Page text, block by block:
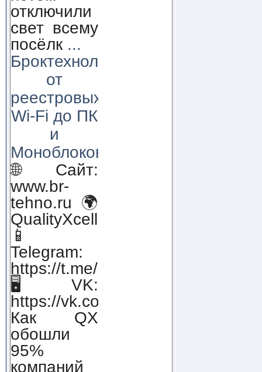
отключили
свет всему
посёлк ...
Броктехнолоджи:
от
реестровых
Wi-Fi до ПК
и
Моноблоков!
🌐 Сайт:
www.br-
tehno.ru 🌍
QualityXcellence.ru
📱
Telegram:
https://t.me/qx_lab_IT
🖥 VK:
https://vk.com/qualityxcellenc
Как QX
обошли
95%
компаний